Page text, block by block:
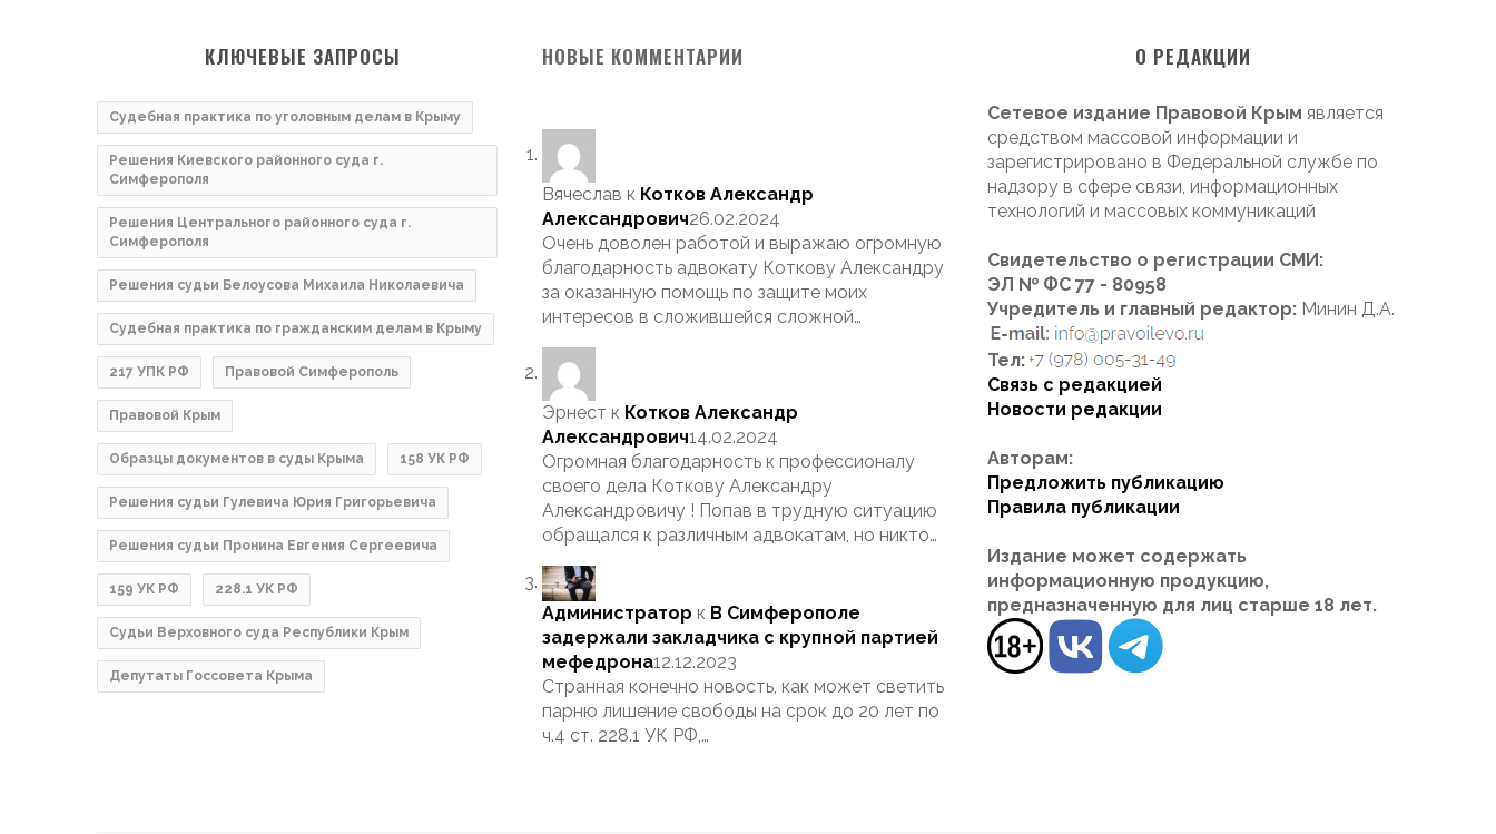
КЛЮЧЕВЫЕ ЗАПРОСЫ
Судебная практика по уголовным делам в Крыму
Решения Киевского районного суда г.
Симферополя
Решения Центрального районного суда г.
Симферополя
Решения судьи Белоусова Михаила Николаевича
Судебная практика по гражданским делам в Крыму
217 УПК РФ Правовой Симферополь
Правовой Крым
Образцы документов в суды Крыма 158 УК РФ
Решения судьи Гулевича Юрия Григорьевича
Решения судьи Пронина Евгения Сергеевича
159 УК РФ 228.1 УК РФ
Судьи Верховного суда Республики Крым
Депутаты Госсовета Крыма
НОВЫЕ КОММЕНТАРИИ
Вячеслав к Котков Александр
Александрович26.02.2024
Очень доволен работой и выражаю огромную
благодарность адвокату Коткову Александру
за оказанную помощь по защите моих
интересов в сложившейся сложной…
Эрнест к Котков Александр
Александрович14.02.2024
Огромная благодарность к профессионалу
своего дела Коткову Александру
Александровичу ! Попав в трудную ситуацию
обращался к различным адвокатам, но никто…
Администратор к В Симферополе
задержали закладчика с крупной партией
мефедрона12.12.2023
Странная конечно новость, как может светить
парню лишение свободы на срок до 20 лет по
ч.4 ст. 228.1 УК РФ,…
О РЕДАКЦИИ
Сетевое издание Правовой Крым является
средством массовой информации и
зарегистрировано в Федеральной службе по
надзору в сфере связи, информационных
технологий и массовых коммуникаций
Свидетельство о регистрации СМИ:
ЭЛ № ФС 77 - 80958
Учредитель и главный редактор: Минин Д.А.
Тел:
Связь с редакцией
Новости редакции
Авторам:
Предложить публикацию
Правила публикации
Издание может содержать
информационную продукцию,
предназначенную для лиц старше 18 лет.